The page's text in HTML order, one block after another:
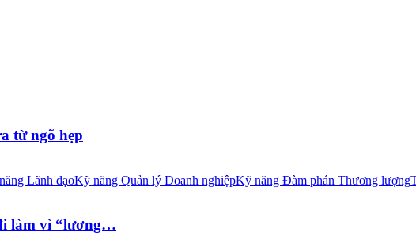
từ ngõ hẹp
Lãnh đạoKỹ năng Quản lý Doanh nghiệpKỹ năng Đàm phán Thương lượng
làm vì “lương…